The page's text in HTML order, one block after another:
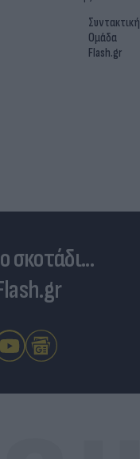
Συντακτική
Ομάδα
Flash.gr
σκοτάδι...